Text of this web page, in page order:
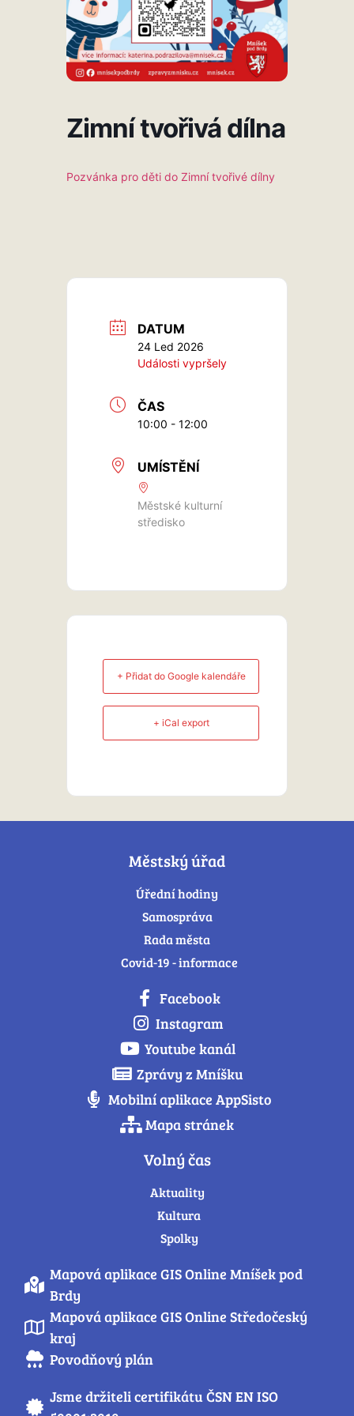
Zimní tvořivá dílna
Pozvánka pro děti do Zimní tvořivé dílny
DATUM
24 Led 2026
Události vypršely
ČAS
10:00 - 12:00
UMÍSTĚNÍ
Městské kulturní
středisko
+ Přidat do Google kalendáře
+ iCal export
Městský úřad
Úřední hodiny
Samospráva
Rada města
Covid-19 - informace
Facebook
Instagram
Youtube kanál
Zprávy z Mníšku
Mobilní aplikace AppSisto
Mapa stránek
Volný čas
Aktuality
Kultura
Spolky
Mapová aplikace GIS Online Mníšek pod
Brdy
Mapová aplikace GIS Online Středočeský
kraj
Povodňový plán
Jsme držiteli certifikátu ČSN EN ISO